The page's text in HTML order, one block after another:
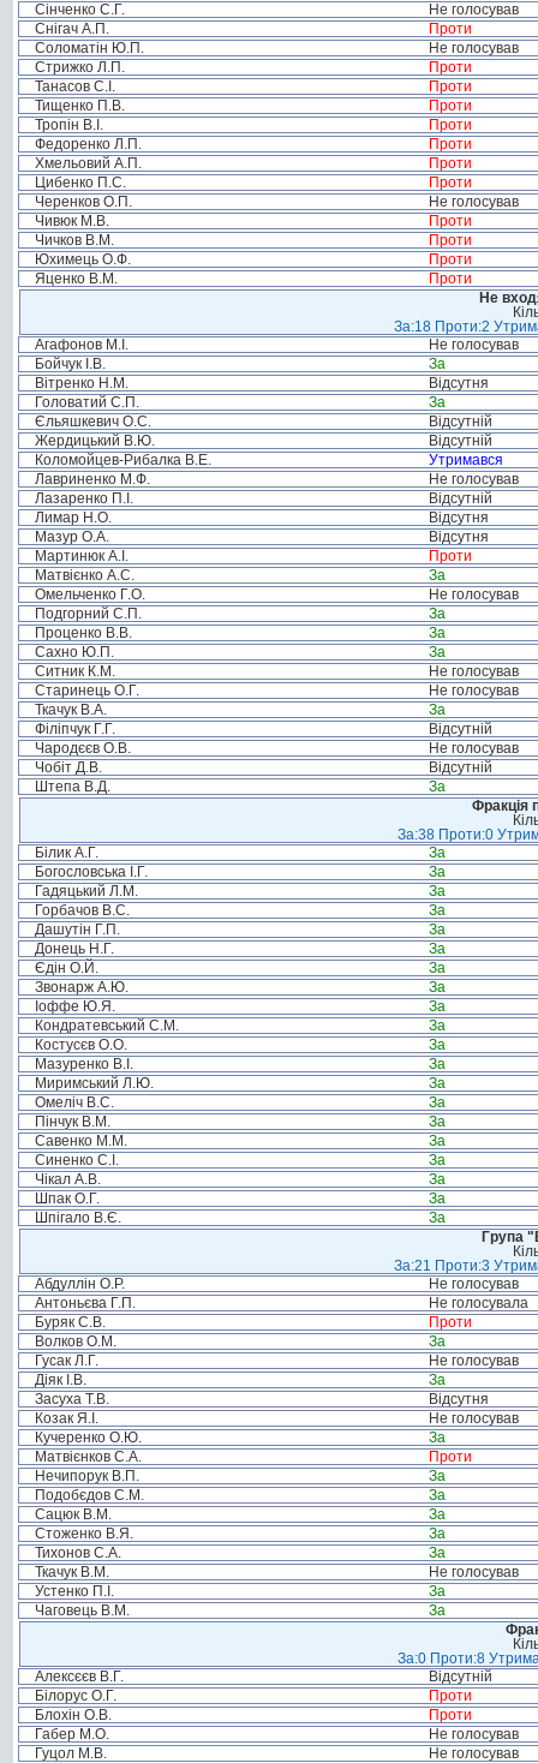
Сінченко С.Г.
Не голосував
Снігач А.П.
Проти
Соломатін Ю.П.
Не голосував
Стрижко Л.П.
Проти
Танасов С.І.
Проти
Тищенко П.В.
Проти
Тропін В.І.
Проти
Федоренко Л.П.
Проти
Хмельовий А.П.
Проти
Цибенко П.С.
Проти
Черенков О.П.
Не голосував
Чивюк М.В.
Проти
Чичков В.М.
Проти
Юхимець О.Ф.
Проти
Яценко В.М.
Проти
Не
За:18 Проти:2
Агафонов М.І.
Не голосував
Бойчук І.В.
За
Вітренко Н.М.
Відсутня
Головатий С.П.
За
Єльяшкевич О.С.
Відсутній
Жердицький В.Ю.
Відсутній
Коломойцев-Рибалка В.Е.
Утримався
Лавриненко М.Ф.
Не голосував
Лазаренко П.І.
Відсутній
Лимар Н.О.
Відсутня
Мазур О.А.
Відсутня
Мартинюк А.І.
Проти
Матвієнко А.С.
За
Омельченко Г.О.
Не голосував
Подгорний С.П.
За
Проценко В.В.
За
Сахно Ю.П.
За
Ситник К.М.
Не голосував
Старинець О.Г.
Не голосував
Ткачук В.А.
За
Філіпчук Г.Г.
Відсутній
Чародєєв О.В.
Не голосував
Чобіт Д.В.
Відсутній
Штепа В.Д.
За
Фракція
За:38 Проти:0
Білик А.Г.
За
Богословська І.Г.
За
Гадяцький Л.М.
За
Горбачов В.С.
За
Дашутін Г.П.
За
Донець Н.Г.
За
Єдін О.Й.
За
Звонарж А.Ю.
За
Іоффе Ю.Я.
За
Кондратевський С.М.
За
Костусєв О.О.
За
Мазуренко В.І.
За
Миримський Л.Ю.
За
Омеліч В.С.
За
Пінчук В.М.
За
Савенко М.М.
За
Синенко С.І.
За
Чікал А.В.
За
Шпак О.Г.
За
Шпігало В.Є.
За
Група
За:21 Проти:3
Абдуллін О.Р.
Не голосував
Антоньєва Г.П.
Не голосувала
Буряк С.В.
Проти
Волков О.М.
За
Гусак Л.Г.
Не голосував
Діяк І.В.
За
Засуха Т.В.
Відсутня
Козак Я.І.
Не голосував
Кучеренко О.Ю.
За
Матвієнков С.А.
Проти
Нечипорук В.П.
За
Подобєдов С.М.
За
Сацюк В.М.
За
Стоженко В.Я.
За
Тихонов С.А.
За
Ткачук В.М.
Не голосував
Устенко П.І.
За
Чаговець В.М.
За
За:0 Проти:8
Алексєєв В.Г.
Відсутній
Білорус О.Г.
Проти
Блохін О.В.
Проти
Габер М.О.
Не голосував
Гуцол М.В.
Не голосував